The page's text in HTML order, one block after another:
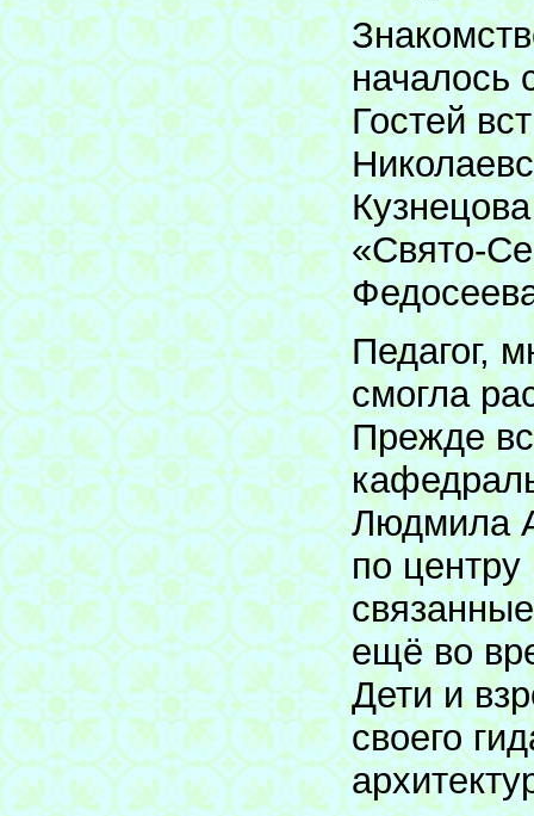
началось
Гостей
«Свято-
Педагог,
смогла
Прежде
Людмила
по
ещё во
Дети и
своего